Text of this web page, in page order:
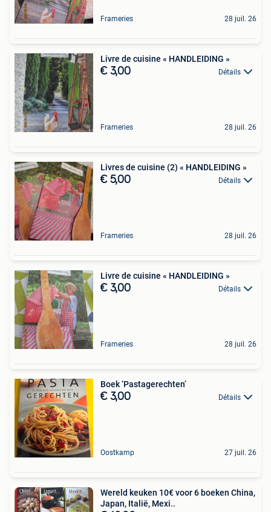
Frameries 28 juil. 26
Livre de cuisine « HANDLEIDING »
€ 3,00 Détails
Frameries 28 juil. 26
Livres de cuisine (2) « HANDLEIDING »
€ 5,00 Détails
Frameries 28 juil. 26
Livre de cuisine « HANDLEIDING »
€ 3,00 Détails
Frameries 28 juil. 26
Boek ‘Pastagerechten’
€ 3,00 Détails
Oostkamp 27 juil. 26
Wereld keuken 10€ voor 6 boeken China,
Japan, Italië, Mexi..